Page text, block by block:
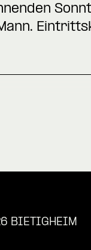
BIETIGHEIM